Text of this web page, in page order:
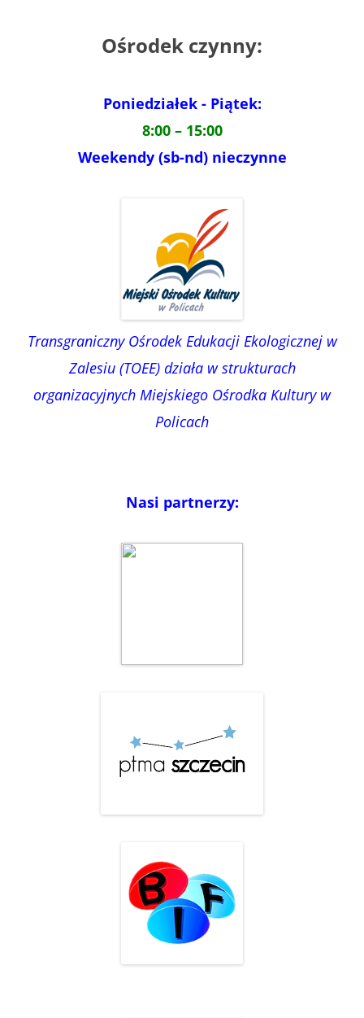
Ośrodek czynny:
Poniedziałek - Piątek:
8:00 – 15:00
Weekendy (sb-nd) nieczynne
Transgraniczny Ośrodek Edukacji Ekologicznej w
Zalesiu (TOEE) działa w strukturach
organizacyjnych Miejskiego Ośrodka Kultury w
Policach
Nasi partnerzy: